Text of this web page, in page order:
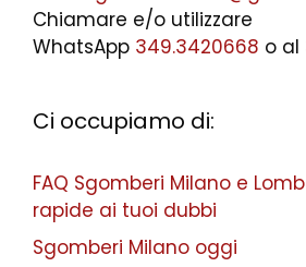
Chiamare e/o utilizzare
WhatsApp 349.3420668 o al
Ci occupiamo di:
FAQ Sgomberi Milano e
rapide ai tuoi dubbi
Sgomberi Milano oggi